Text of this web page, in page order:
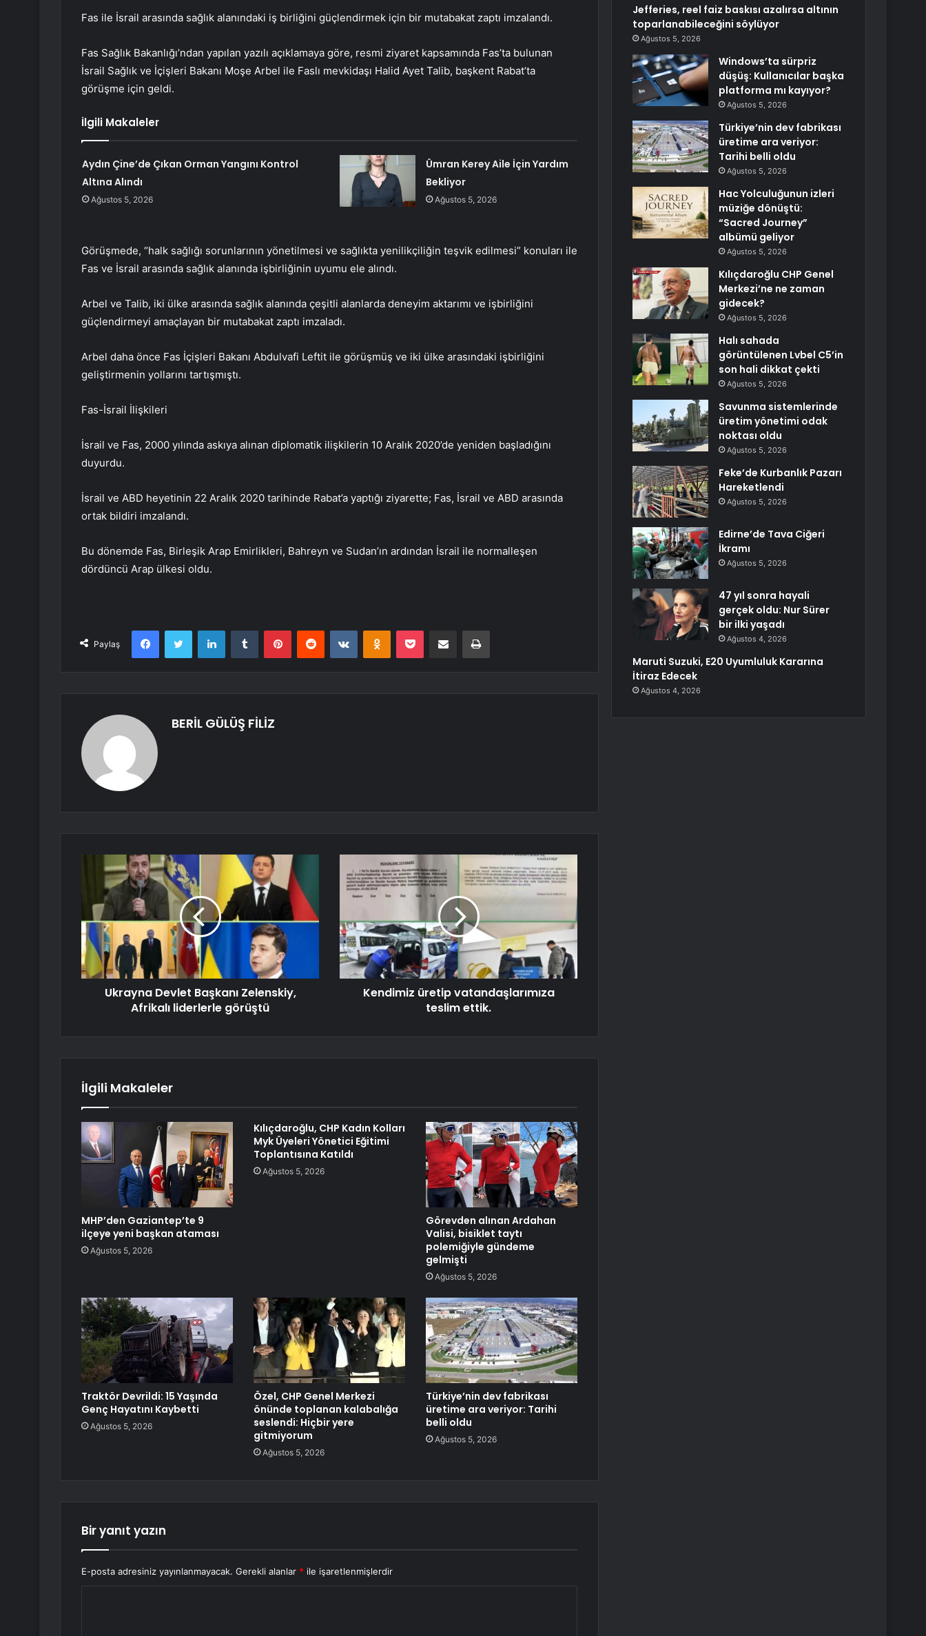
Fas ile İsrail arasında sağlık alanındaki iş birliğini güçlendirmek için bir mutabakat zaptı imzalandı.
Fas Sağlık Bakanlığı’ndan yapılan yazılı açıklamaya göre, resmi ziyaret kapsamında Fas’ta bulunan
İsrail Sağlık ve İçişleri Bakanı Moşe Arbel ile Faslı mevkidaşı Halid Ayet Talib, başkent Rabat’ta
görüşme için geldi.
İlgili Makaleler
Aydın Çine’de Çıkan Orman Yangını Kontrol
Altına Alındı
Ağustos 5, 2026
Ümran Kerey Aile İçin Yardım
Bekliyor
Ağustos 5, 2026
Görüşmede, “halk sağlığı sorunlarının yönetilmesi ve sağlıkta yenilikçiliğin teşvik edilmesi” konuları ile
Fas ve İsrail arasında sağlık alanında işbirliğinin uyumu ele alındı.
Arbel ve Talib, iki ülke arasında sağlık alanında çeşitli alanlarda deneyim aktarımı ve işbirliğini
güçlendirmeyi amaçlayan bir mutabakat zaptı imzaladı.
Arbel daha önce Fas İçişleri Bakanı Abdulvafi Leftit ile görüşmüş ve iki ülke arasındaki işbirliğini
geliştirmenin yollarını tartışmıştı.
Fas-İsrail İlişkileri
İsrail ve Fas, 2000 yılında askıya alınan diplomatik ilişkilerin 10 Aralık 2020’de yeniden başladığını
duyurdu.
İsrail ve ABD heyetinin 22 Aralık 2020 tarihinde Rabat’a yaptığı ziyarette; Fas, İsrail ve ABD arasında
ortak bildiri imzalandı.
Bu dönemde Fas, Birleşik Arap Emirlikleri, Bahreyn ve Sudan’ın ardından İsrail ile normalleşen
dördüncü Arap ülkesi oldu.
Paylaş
FacebookTwitter LinkedInTumblr PinterestReddit VKontakteOdnoklassniki
Pocket E-Posta ile paylaş Yazdır
BERİL GÜLÜŞ FİLİZ
Ukrayna Devlet Başkanı Zelenskiy,
Afrikalı liderlerle görüştü
Kendimiz üretip vatandaşlarımıza
teslim ettik.
İlgili Makaleler
MHP’den Gaziantep’te 9
ilçeye yeni başkan ataması
Ağustos 5, 2026
Kılıçdaroğlu, CHP Kadın Kolları
Myk Üyeleri Yönetici Eğitimi
Toplantısına Katıldı
Ağustos 5, 2026
Görevden alınan Ardahan
Valisi, bisiklet taytı
polemiğiyle gündeme
gelmişti
Ağustos 5, 2026
Traktör Devrildi: 15 Yaşında
Genç Hayatını Kaybetti
Ağustos 5, 2026
Özel, CHP Genel Merkezi
önünde toplanan kalabalığa
seslendi: Hiçbir yere
gitmiyorum
Ağustos 5, 2026
Türkiye’nin dev fabrikası
üretime ara veriyor: Tarihi
belli oldu
Ağustos 5, 2026
Bir yanıt yazın
E-posta adresiniz yayınlanmayacak. Gerekli alanlar * ile işaretlenmişlerdir
Jefferies, reel faiz baskısı azalırsa altının
toparlanabileceğini söylüyor
Ağustos 5, 2026
Windows’ta sürpriz
düşüş: Kullanıcılar başka
platforma mı kayıyor?
Ağustos 5, 2026
Türkiye’nin dev fabrikası
üretime ara veriyor:
Tarihi belli oldu
Ağustos 5, 2026
Hac Yolculuğunun izleri
müziğe dönüştü:
“Sacred Journey”
albümü geliyor
Ağustos 5, 2026
Kılıçdaroğlu CHP Genel
Merkezi’ne ne zaman
gidecek?
Ağustos 5, 2026
Halı sahada
görüntülenen Lvbel C5’in
son hali dikkat çekti
Ağustos 5, 2026
Savunma sistemlerinde
üretim yönetimi odak
noktası oldu
Ağustos 5, 2026
Feke’de Kurbanlık Pazarı
Hareketlendi
Ağustos 5, 2026
Edirne’de Tava Ciğeri
İkramı
Ağustos 5, 2026
47 yıl sonra hayali
gerçek oldu: Nur Sürer
bir ilki yaşadı
Ağustos 4, 2026
Maruti Suzuki, E20 Uyumluluk Kararına
İtiraz Edecek
Ağustos 4, 2026